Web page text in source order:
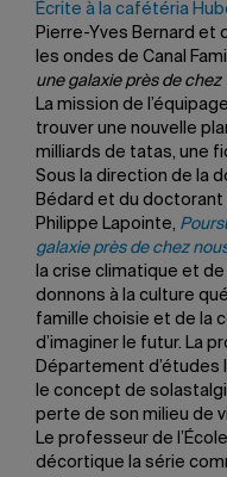
Écrite à la cafétéria
Pierre-Yves Bernard et
les ondes de Canal
une galaxie près de chez
La mission de
trouver une nouvelle
milliards de tatas, une
Sous la direction de la
Bédard et du
Philippe Lapointe,
galaxie près de chez
la crise climatique et de
donnons à la culture
famille choisie et de la
d’imaginer le futur. La
Département d’études
le concept de
perte de son milieu de
Le professeur de
décortique la série